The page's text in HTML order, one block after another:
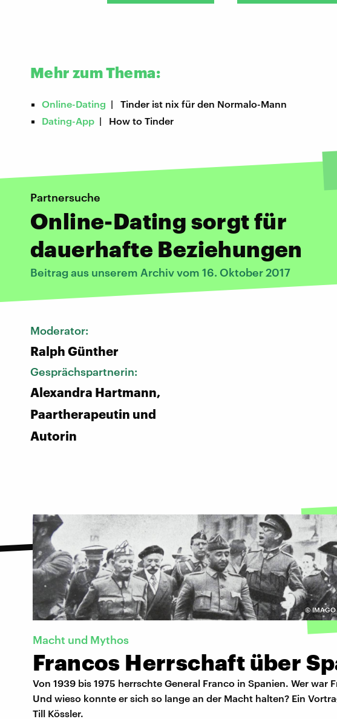
Mehr zum Thema:
Online-Dating | Tinder ist nix für den Normalo-Mann
Dating-App | How to Tinder
Partnersuche
Online-Dating sorgt für
dauerhafte Beziehungen
Beitrag aus unserem Archiv vom 16. Oktober 2017
Moderator:
Ralph Günther
Gesprächspartnerin:
Alexandra Hartmann,
Paartherapeutin und
Autorin
©
Macht und Mythos
Francos Herrschaft über
Von 1939 bis 1975 herrschte General Franco in Spanien. Wer war
Und wieso konnte er sich so lange an der Macht halten? Ein
Till Kössler.